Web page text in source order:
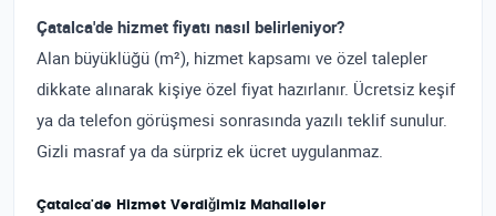
Çatalca'de hizmet fiyatı nasıl belirleniyor?
Alan büyüklüğü (m²), hizmet kapsamı ve özel talepler
dikkate alınarak kişiye özel fiyat hazırlanır. Ücretsiz keşif
ya da telefon görüşmesi sonrasında yazılı teklif sunulur.
Gizli masraf ya da sürpriz ek ücret uygulanmaz.
Çatalca'de Hizmet Verdiğimiz Mahalleler